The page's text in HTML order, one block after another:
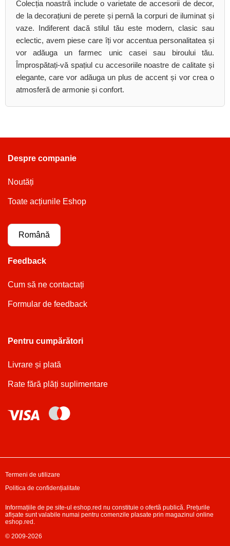
Colecția noastră include o varietate de accesorii de decor,
de la decorațiuni de perete și pernă la corpuri de iluminat și
vaze. Indiferent dacă stilul tău este modern, clasic sau
eclectic, avem piese care îți vor accentua personalitatea și
vor adăuga un farmec unic casei sau biroului tău.
Împrospătați-vă spațiul cu accesoriile noastre de calitate și
elegante, care vor adăuga un plus de accent și vor crea o
atmosferă de armonie și confort.
Despre companie
Noutăți
Toate acțiunile Eshop
Română
Feedback
Cum să ne contactați
Formular de feedback
Pentru cumpărători
Livrare și plată
Rate fără plăți suplimentare
Termeni de utilizare
Politica de confidențialitate
Informațiile de pe site-ul eshop.red nu constituie o ofertă publică. Prețurile
afișate sunt valabile numai pentru comenzile plasate prin magazinul online
eshop.red.
© 2009-2026